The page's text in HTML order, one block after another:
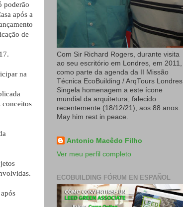
poderão
após a
de
na
conceitos
Com Sir Richard Rogers, durante visita
ao seu escritório em Londres, em 2011,
como parte da agenda da II Missão
Técnica EcoBuilding / ArqTours Londres.
Singela homenagem a este ícone
mundial da arquitetura, falecido
recentemente (18/12/21), aos 88 anos.
May him rest in peace.
Antonio Macêdo Filho
Ver meu perfil completo
ECOBUILDING FÓRUM EN ESPAÑOL